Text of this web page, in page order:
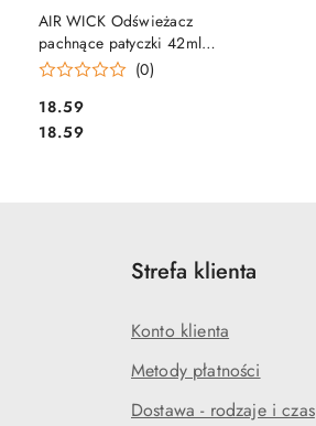
AIR WICK Odświeżacz
pachnące patyczki 42ml
Musujące Rose z Maliną
(0)
Cena:
18.59
Cena:
18.59
DO KOSZYKA
Strefa klienta
Konto klienta
Metody płatności
Dostawa - rodzaje i czas